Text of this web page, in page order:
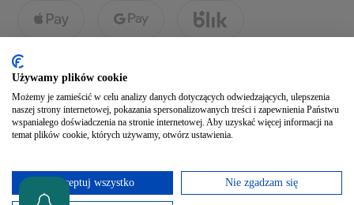
Social media
Zobacz naszego Facebooka
Używamy plików cookie
Możemy je zamieścić w celu analizy danych dotyczących odwiedzających, ulepszenia
naszej strony internetowej, pokazania spersonalizowanych treści i zapewnienia Państwu
wspaniałego doświadczenia na stronie internetowej. Aby uzyskać więcej informacji na
temat plików cookie, których używamy, otwórz ustawienia.
Akceptuj wszystko Nie zgadzam się